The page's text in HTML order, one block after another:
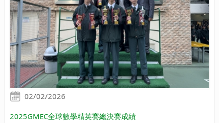
02/02/2026
2025GMEC全球數學精英賽總決賽成績